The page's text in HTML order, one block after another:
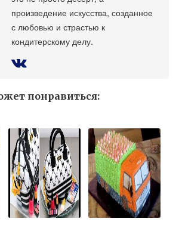
произведение искусства, созданное
с любовью и страстью к
кондитерскому делу.
понравиться: